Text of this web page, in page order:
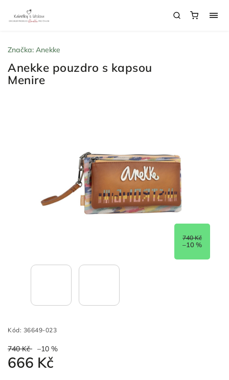
Anekke pouzdro s kapsou
Menire
740 Kč
–10 %
Kód: 36649-023
740 Kč –10 %
666 Kč
Značka: Anekke